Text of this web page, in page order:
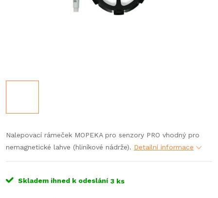
Nalepovací rámeček MOPEKA pro senzory PRO vhodný pro
nemagnetické lahve (hliníkové nádrže). Detailní informace
Skladem ihned k odeslání 3 ks